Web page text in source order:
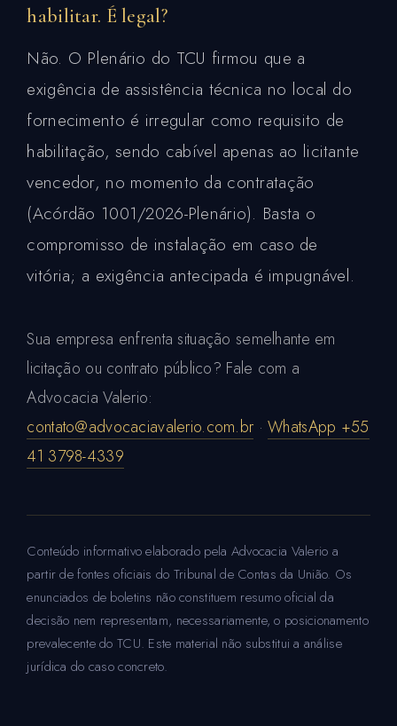
habilitar. É legal?
Não. O Plenário do TCU firmou que a
exigência de assistência técnica no local do
fornecimento é irregular como requisito de
habilitação, sendo cabível apenas ao licitante
vencedor, no momento da contratação
(Acórdão 1001/2026-Plenário). Basta o
compromisso de instalação em caso de
vitória; a exigência antecipada é impugnável.
Sua empresa enfrenta situação semelhante em
licitação ou contrato público? Fale com a
Advocacia Valerio:
contato@advocaciavalerio.com.br ·WhatsApp +55
41 3798-4339
Conteúdo informativo elaborado pela Advocacia Valerio a
partir de fontes oficiais do Tribunal de Contas da União. Os
enunciados de boletins não constituem resumo oficial da
decisão nem representam, necessariamente, o posicionamento
prevalecente do TCU. Este material não substitui a análise
jurídica do caso concreto.